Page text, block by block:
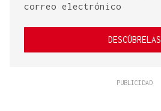
correo electrónico
DESCÚBRELAS